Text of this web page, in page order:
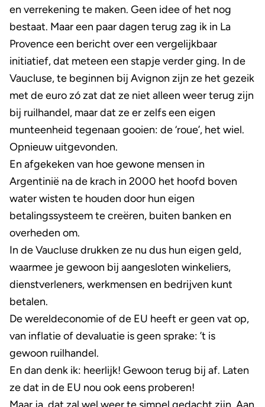
en verrekening te maken. Geen idee of het nog
bestaat. Maar een paar dagen terug zag ik in La
Provence een bericht over een vergelijkbaar
initiatief, dat meteen een stapje verder ging. In de
Vaucluse, te beginnen bij Avignon zijn ze het gezeik
met de euro zó zat dat ze niet alleen weer terug zijn
bij ruilhandel, maar dat ze er zelfs een eigen
munteenheid tegenaan gooien: de ‘roue’, het wiel.
Opnieuw uitgevonden.
En afgekeken van hoe gewone mensen in
Argentinië na de krach in 2000 het hoofd boven
water wisten te houden door hun eigen
betalingssysteem te creëren, buiten banken en
overheden om.
In de Vaucluse drukken ze nu dus hun eigen geld,
waarmee je gewoon bij aangesloten winkeliers,
dienstverleners, werkmensen en bedrijven kunt
betalen.
De wereldeconomie of de EU heeft er geen vat op,
van inflatie of devaluatie is geen sprake: ’t is
gewoon ruilhandel.
En dan denk ik: heerlijk! Gewoon terug bij af. Laten
ze dat in de EU nou ook eens proberen!